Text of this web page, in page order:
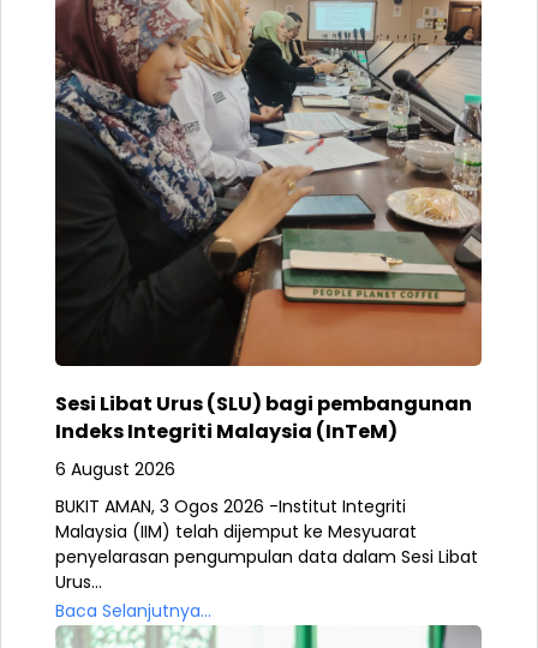
Sesi Libat Urus (SLU) bagi pembangunan
Indeks Integriti Malaysia (InTeM)
6 August 2026
BUKIT AMAN, 3 Ogos 2026 -Institut Integriti
Malaysia (IIM) telah dijemput ke Mesyuarat
penyelarasan pengumpulan data dalam Sesi Libat
Urus...
Baca Selanjutnya...